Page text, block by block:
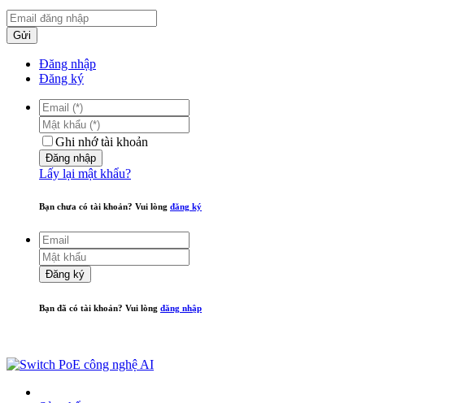
Gửi
Đăng nhập
Đăng ký
Ghi nhớ tài khoản
Đăng nhập
Lấy lại mật khẩu?
Bạn chưa có tài khoản? Vui lòng đăng ký
Đăng ký
Bạn đã có tài khoản? Vui lòng đăng nhập